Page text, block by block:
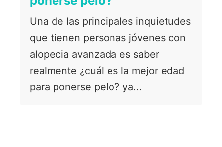
Una de las principales inquietudes
que tienen personas jóvenes con
alopecia avanzada es saber
realmente ¿cuál es la mejor edad
para ponerse pelo? ya...